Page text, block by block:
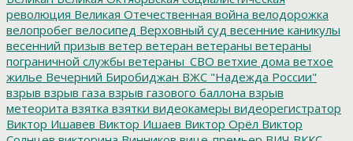
революция Великая Отечественная война велодорожка
велопробег велосипед Верховный суд весенние каникулы
весенний призыв ветер ветеран ветераны ветераны
пограничной службы ветераны_СВО ветхие дома ветхое
жилье Вечерний Биробиджан ВЖС "Надежда России"
взрыв взрыв газа взрыв газового баллона взрыв
метеорита взятка взятки видеокамеры видеорегистратор
Виктор Ишавев Виктор Ишаев Виктор Орёл Виктор